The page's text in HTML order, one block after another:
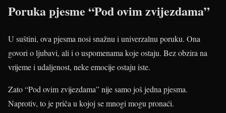
Poruka pjesme “Pod ovim zvijezdama”
U suštini, ova pjesma nosi snažnu i univerzalnu poruku. Ona
govori o ljubavi, ali i o uspomenama koje ostaju. Bez obzira na
vrijeme i udaljenost, neke emocije ostaju iste.
Zato “Pod ovim zvijezdama” nije samo još jedna pjesma.
Naprotiv, to je priča u kojoj se mnogi mogu pronaći.